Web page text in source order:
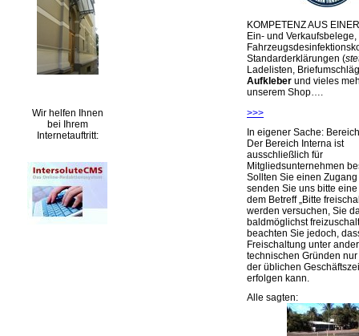
Wir helfen Ihnen
bei Ihrem
Internetauftritt:
KOMPETENZ AUS
Ein- und Verkaufsbelege,
Standarderklärungen (
Ladelisten,
Aufkleber und vieles
unserem Shop….
>>>
In eigener Sache:
Der Bereich Interna ist
ausschließlich für
Mitgliedsunternehmen
Sollten Sie einen
senden Sie uns bitte
dem Betreff „Bitte
werden versuchen, Sie
baldmöglichst
beachten Sie jedoch,
Freischaltung unter
technischen Gründen
der üblichen
erfolgen kann.
Alle sagten: